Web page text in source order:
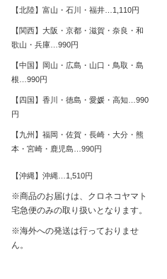
【北陸】富山・石川・福井…1,110円
【関西】大阪・京都・滋賀・奈良・和
歌山・兵庫…990円
【中国】岡山・広島・山口・鳥取・島
根…990円
【四国】香川・徳島・愛媛・高知…990
円
【九州】福岡・佐賀・長崎・大分・熊
本・宮崎・鹿児島…990円
【沖縄】沖縄…1,510円
※商品のお届けは、クロネコヤマト
宅急便のみの取り扱いとなります。
※海外への発送は行っておりませ
ん。